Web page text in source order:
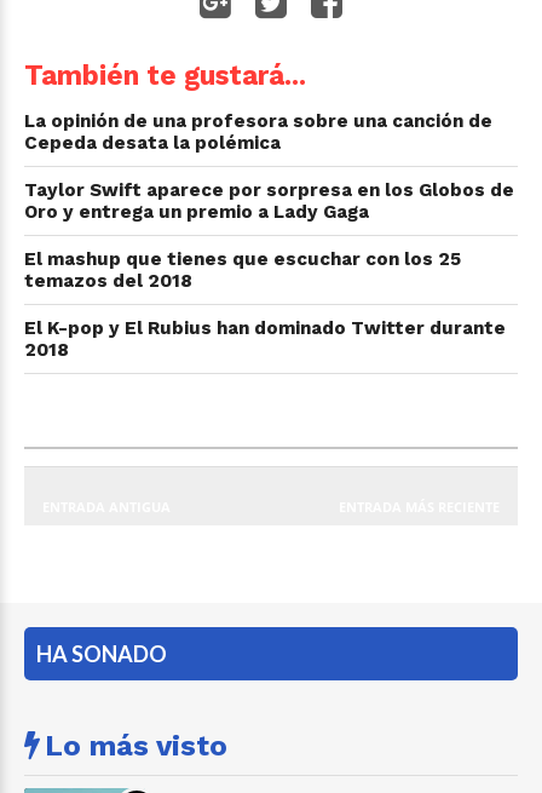
También te gustará...
La opinión de una profesora sobre una canción de
Cepeda desata la polémica
Taylor Swift aparece por sorpresa en los Globos de
Oro y entrega un premio a Lady Gaga
El mashup que tienes que escuchar con los 25
temazos del 2018
El K-pop y El Rubius han dominado Twitter durante
2018
HA SONADO
Lo más visto